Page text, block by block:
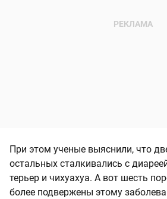
При этом ученые выяснили, что
остальных сталкивались с
терьер и чихуахуа. А вот шесть
более подвержены этому